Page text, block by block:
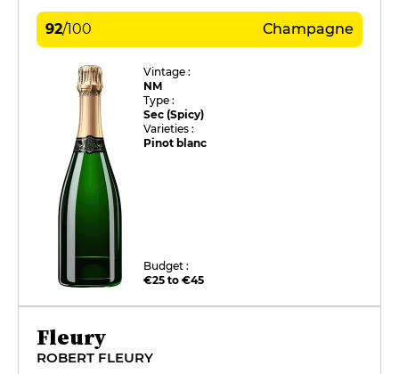
92/100 Champagne
Vintage :
NM
Type :
Sec (Spicy)
Varieties :
Pinot blanc
Budget :
€25 to €45
Fleury
ROBERT FLEURY